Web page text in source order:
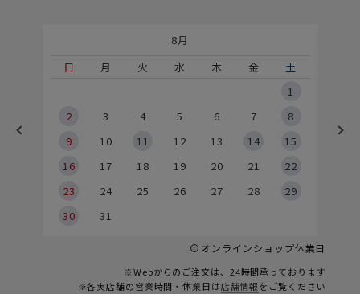
8月
日
月 火 水 木 金
土
1
2
3 4 5 6 7
8
9
10 11 12 13 14
15
16
17 18 19 20 21
22
23
24 25 26 27 28
29
30
31
オンラインショップ休業日
※Webからのご注文は、24時間承っております
※各実店舗の営業時間・休業日は店舗情報をご覧ください